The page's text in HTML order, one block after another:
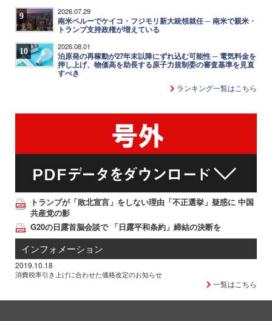
9 2026.07.29
南米ペルーでケイコ・フジモリ新大統領就任 ─ 南米で親米・
トランプ支持政権が増えている
10 2026.08.01
泊原発の再稼動が27年末以降にずれ込む可能性 ─ 電気料金を
押し上げ、物価高を助長する原子力規制委の審査基準を見直
すべき
ランキング一覧はこちら
トランプが「敗北宣言」をしない理由「不正選挙」疑惑に 中国
共産党の影
G20の日露首脳会談で 「日露平和条約」締結の決断を
インフォメーション
2019.10.18
消費税率引き上げに合わせた価格改定のお知らせ
一覧はこちら